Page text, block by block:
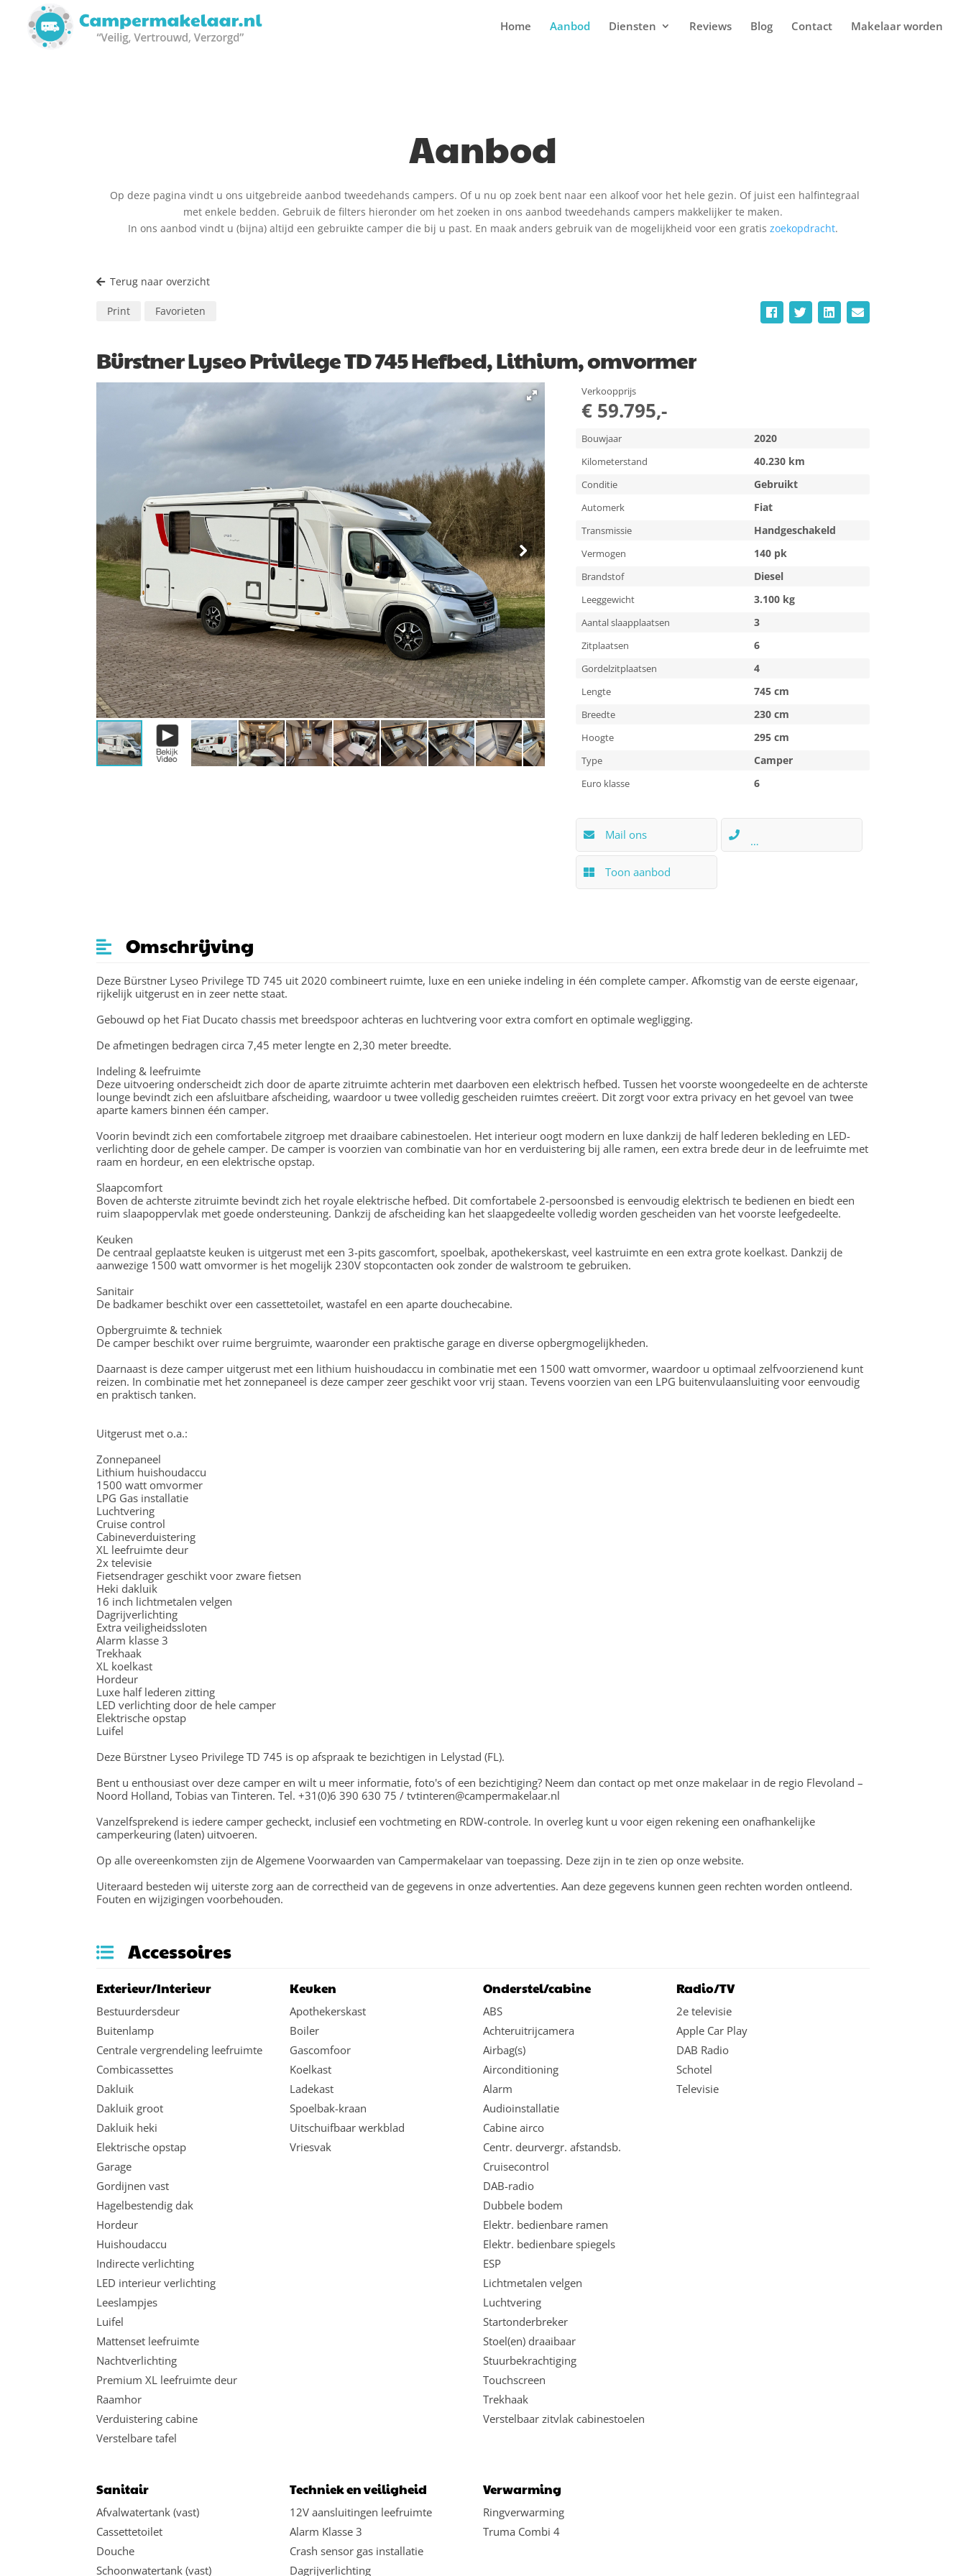
Home Aanbod Diensten Reviews Blog Contact Makelaar worden
Aanbod
Op deze pagina vindt u ons uitgebreide aanbod tweedehands campers. Of u nu op zoek bent naar een alkoof voor het hele gezin. Of juist een halfintegraal
met enkele bedden. Gebruik de filters hieronder om het zoeken in ons aanbod tweedehands campers makkelijker te maken.
In ons aanbod vindt u (bijna) altijd een gebruikte camper die bij u past. En maak anders gebruik van de mogelijkheid voor een gratis zoekopdracht.
Terug naar overzicht
Print Favorieten
Bürstner Lyseo Privilege TD 745 Hefbed, Lithium, omvormer
Verkoopprijs
€ 59.795,-
Bouwjaar 2020
Kilometerstand 40.230 km
Conditie Gebruikt
Automerk Fiat
Transmissie Handgeschakeld
Vermogen 140 pk
Brandstof Diesel
Leeggewicht 3.100 kg
Aantal slaapplaatsen 3
Zitplaatsen 6
Gordelzitplaatsen 4
Lengte 745 cm
Breedte 230 cm
Hoogte 295 cm
Type Camper
Euro klasse 6
Mail ons
Toon aanbod
Omschrijving
Deze Bürstner Lyseo Privilege TD 745 uit 2020 combineert ruimte, luxe en een unieke indeling in één complete camper. Afkomstig van de eerste eigenaar,
rijkelijk uitgerust en in zeer nette staat.
Gebouwd op het Fiat Ducato chassis met breedspoor achteras en luchtvering voor extra comfort en optimale wegligging.
De afmetingen bedragen circa 7,45 meter lengte en 2,30 meter breedte.
Indeling & leefruimte
Deze uitvoering onderscheidt zich door de aparte zitruimte achterin met daarboven een elektrisch hefbed. Tussen het voorste woongedeelte en de achterste
lounge bevindt zich een afsluitbare afscheiding, waardoor u twee volledig gescheiden ruimtes creëert. Dit zorgt voor extra privacy en het gevoel van twee
aparte kamers binnen één camper.
Voorin bevindt zich een comfortabele zitgroep met draaibare cabinestoelen. Het interieur oogt modern en luxe dankzij de half lederen bekleding en LED-
verlichting door de gehele camper. De camper is voorzien van combinatie van hor en verduistering bij alle ramen, een extra brede deur in de leefruimte met
raam en hordeur, en een elektrische opstap.
Slaapcomfort
Boven de achterste zitruimte bevindt zich het royale elektrische hefbed. Dit comfortabele 2-persoonsbed is eenvoudig elektrisch te bedienen en biedt een
ruim slaapoppervlak met goede ondersteuning. Dankzij de afscheiding kan het slaapgedeelte volledig worden gescheiden van het voorste leefgedeelte.
Keuken
De centraal geplaatste keuken is uitgerust met een 3-pits gascomfort, spoelbak, apothekerskast, veel kastruimte en een extra grote koelkast. Dankzij de
aanwezige 1500 watt omvormer is het mogelijk 230V stopcontacten ook zonder de walstroom te gebruiken.
Sanitair
De badkamer beschikt over een cassettetoilet, wastafel en een aparte douchecabine.
Opbergruimte & techniek
De camper beschikt over ruime bergruimte, waaronder een praktische garage en diverse opbergmogelijkheden.
Daarnaast is deze camper uitgerust met een lithium huishoudaccu in combinatie met een 1500 watt omvormer, waardoor u optimaal zelfvoorzienend kunt
reizen. In combinatie met het zonnepaneel is deze camper zeer geschikt voor vrij staan. Tevens voorzien van een LPG buitenvulaansluiting voor eenvoudig
en praktisch tanken.
Uitgerust met o.a.:
Zonnepaneel
Lithium huishoudaccu
1500 watt omvormer
LPG Gas installatie
Luchtvering
Cruise control
Cabineverduistering
XL leefruimte deur
2x televisie
Fietsendrager geschikt voor zware fietsen
Heki dakluik
16 inch lichtmetalen velgen
Dagrijverlichting
Extra veiligheidssloten
Alarm klasse 3
Trekhaak
XL koelkast
Hordeur
Luxe half lederen zitting
LED verlichting door de hele camper
Elektrische opstap
Luifel
Deze Bürstner Lyseo Privilege TD 745 is op afspraak te bezichtigen in Lelystad (FL).
Bent u enthousiast over deze camper en wilt u meer informatie, foto's of een bezichtiging? Neem dan contact op met onze makelaar in de regio Flevoland –
Noord Holland, Tobias van Tinteren. Tel. +31(0)6 390 630 75 / tvtinteren@campermakelaar.nl
Vanzelfsprekend is iedere camper gecheckt, inclusief een vochtmeting en RDW-controle. In overleg kunt u voor eigen rekening een onafhankelijke
camperkeuring (laten) uitvoeren.
Op alle overeenkomsten zijn de Algemene Voorwaarden van Campermakelaar van toepassing. Deze zijn in te zien op onze website.
Uiteraard besteden wij uiterste zorg aan de correctheid van de gegevens in onze advertenties. Aan deze gegevens kunnen geen rechten worden ontleend.
Fouten en wijzigingen voorbehouden.
Accessoires
Exterieur/Interieur
Bestuurdersdeur
Buitenlamp
Centrale vergrendeling leefruimte
Combicassettes
Dakluik
Dakluik groot
Dakluik heki
Elektrische opstap
Garage
Gordijnen vast
Hagelbestendig dak
Hordeur
Huishoudaccu
Indirecte verlichting
LED interieur verlichting
Leeslampjes
Luifel
Mattenset leefruimte
Nachtverlichting
Premium XL leefruimte deur
Raamhor
Verduistering cabine
Verstelbare tafel
Keuken
Apothekerskast
Boiler
Gascomfoor
Koelkast
Ladekast
Spoelbak-kraan
Uitschuifbaar werkblad
Vriesvak
Onderstel/cabine
ABS
Achteruitrijcamera
Airbag(s)
Airconditioning
Alarm
Audioinstallatie
Cabine airco
Centr. deurvergr. afstandsb.
Cruisecontrol
DAB-radio
Dubbele bodem
Elektr. bedienbare ramen
Elektr. bedienbare spiegels
ESP
Lichtmetalen velgen
Luchtvering
Startonderbreker
Stoel(en) draaibaar
Stuurbekrachtiging
Touchscreen
Trekhaak
Verstelbaar zitvlak cabinestoelen
Radio/TV
2e televisie
Apple Car Play
DAB Radio
Schotel
Televisie
Sanitair
Afvalwatertank (vast)
Cassettetoilet
Douche
Schoonwatertank (vast)
Techniek en veiligheid
12V aansluitingen leefruimte
Alarm Klasse 3
Crash sensor gas installatie
Dagrijverlichting
Verwarming
Ringverwarming
Truma Combi 4